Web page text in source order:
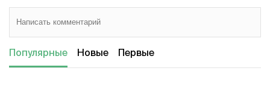
Популярные Новые Первые